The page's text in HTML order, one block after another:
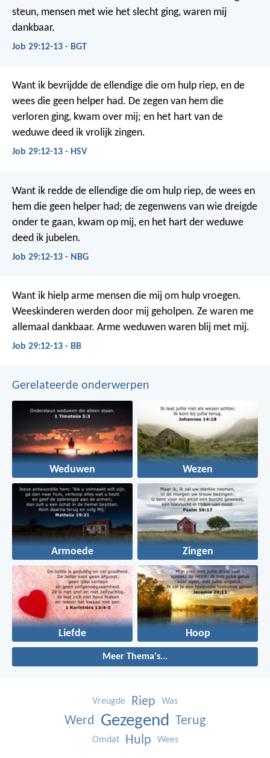
steun, mensen met wie het slecht ging, waren mij
dankbaar.
Job 29:12-13 - BGT
Want ik bevrijdde de ellendige die om hulp riep, en de
wees die geen helper had. De zegen van hem die
verloren ging, kwam over mij; en het hart van de
weduwe deed ik vrolijk zingen.
Job 29:12-13 - HSV
Want ik redde de ellendige die om hulp riep, de wees en
hem die geen helper had; de zegenwens van wie dreigde
onder te gaan, kwam op mij, en het hart der weduwe
deed ik jubelen.
Job 29:12-13 - NBG
Want ik hielp arme mensen die mij om hulp vroegen.
Weeskinderen werden door mij geholpen. Ze waren me
allemaal dankbaar. Arme weduwen waren blij met mij.
Job 29:12-13 - BB
Gerelateerde onderwerpen
Weduwen Wezen
Armoede Zingen
Liefde Hoop
Meer Thema's...
Vreugde Riep Was
Werd Gezegend Terug
Omdat Hulp Wees